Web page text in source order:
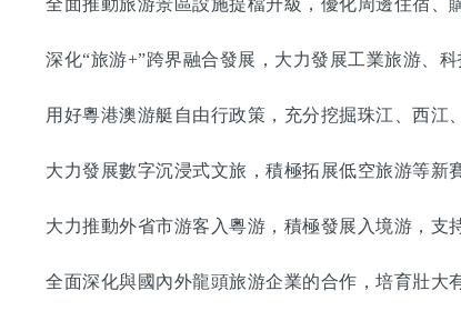
深化“旅游+”跨界融合發展，大力發展工業旅游、科
用好粵港澳游艇自由行政策，充分挖掘珠江、西江
大力發展數字沉浸式文旅，積極拓展低空旅游等新
大力推動外省市游客入粵游，積極發展入境游，支持
全面深化與國內外龍頭旅游企業的合作，培育壯大有